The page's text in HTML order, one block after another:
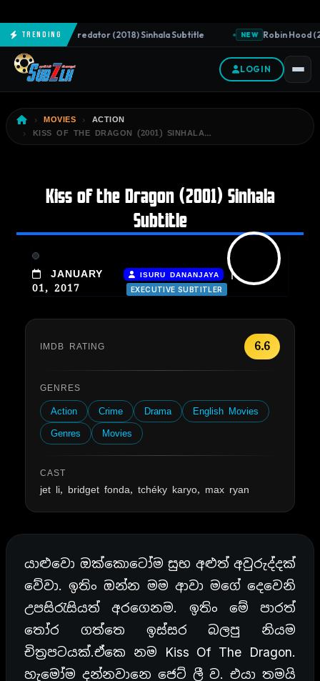
Trending
NEW The Predator (2018) Sinhala Subtitle NEW Robin Hood
LOGIN
MOVIES
ACTION
KISS OF THE DRAGON (2001) SINHALA…
Kiss of the Dragon (2001) Sinhala
Subtitle
JANUARY
01, 2017
ISURU DANANJAYA |
EXECUTIVE SUBTITLER
IMDB RATING 6.6
GENRES
Action Crime Drama
English Movies
Genres
Movies
CAST
jet li, bridget fonda, tchéky karyo, max ryan
යාළුවො ඔක්කොටෝම සුභ අළුත් අවුරුද්දක්
වේවා. ඉතිං ඔන්න මම ආවා මගේ දෙවෙනි
උපසිරැසියත් අරගෙනම. ඉතිං මේ පාරත්
තෝර ගත්තෙ ඉස්සර බලපු නියම
චිත්‍රපටයක්.ඒකෙ නම Kiss Of The Dragon.
හැමෝම දන්නවානෙ ජෙට් ලී ව. එයා තමයි